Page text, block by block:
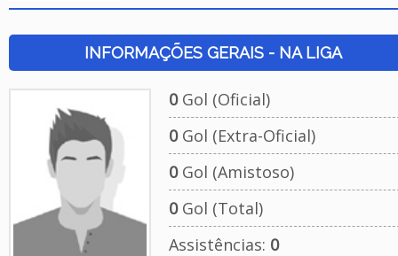
INFORMAÇÕES GERAIS - NA LIGA
0Gol (Oficial)
0Gol (Extra-Oficial)
0Gol (Amistoso)
0Gol (Total)
Assistências: 0